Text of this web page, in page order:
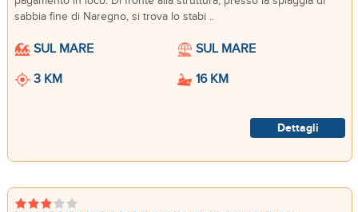
sabbia fine di Naregno, si trova lo stabi ..
SUL MARE
SUL MARE
3 KM
16 KM
Dettagli